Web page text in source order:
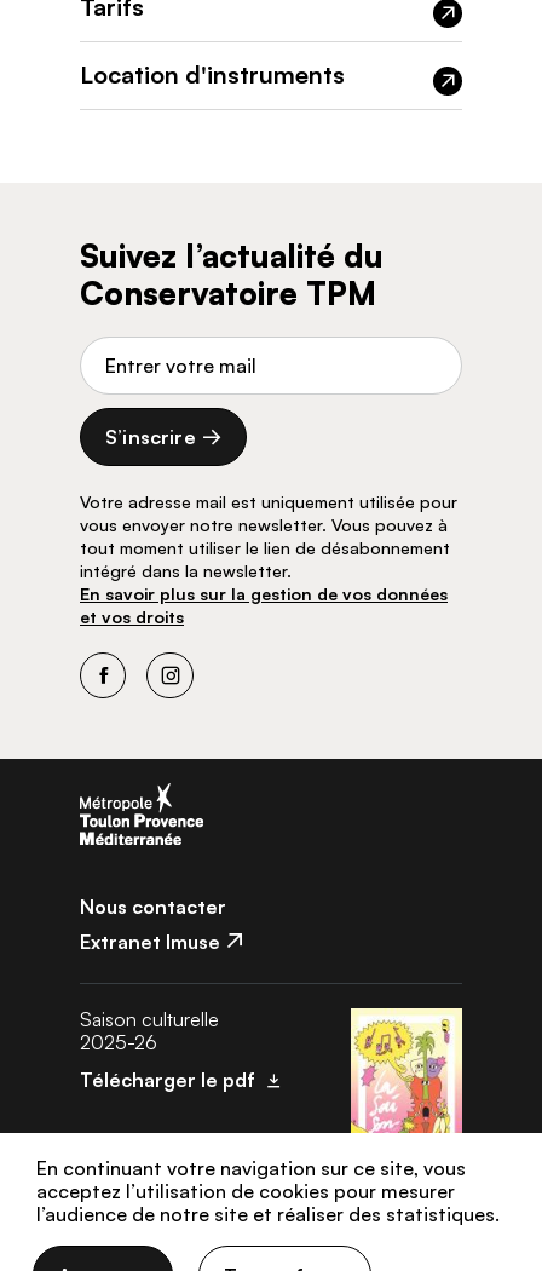
Tarifs
Location d'instruments
Suivez l’actualité du
Conservatoire TPM
Adresse de courriel
S’inscrire
Votre adresse mail est uniquement utilisée pour
vous envoyer notre newsletter. Vous pouvez à
tout moment utiliser le lien de désabonnement
intégré dans la newsletter.
En savoir plus sur la gestion de vos données
et vos droits
FacebookInstagram
Nous contacter
Extranet Imuse
Saison culturelle
2025-26
Télécharger le pdf
En continuant votre navigation sur ce site, vous
acceptez l’utilisation de cookies pour mesurer
l’audience de notre site et réaliser des statistiques.